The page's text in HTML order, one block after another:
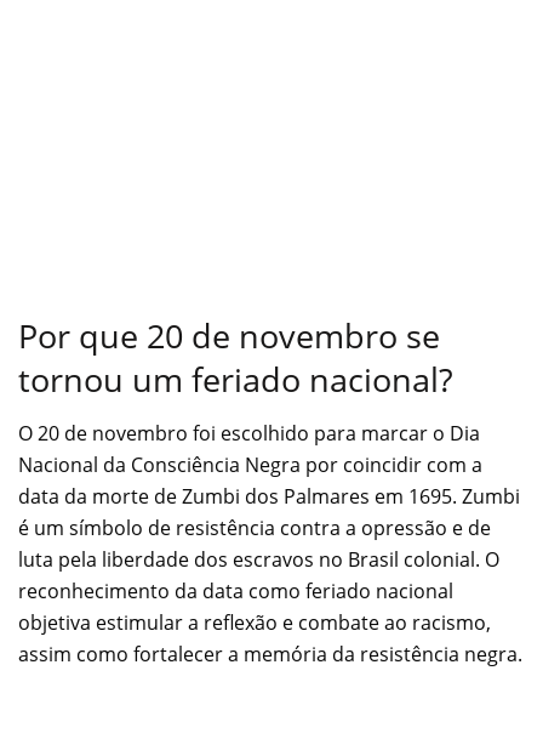
Por que 20 de novembro se
tornou um feriado nacional?
O 20 de novembro foi escolhido para marcar o Dia
Nacional da Consciência Negra por coincidir com a
data da morte de Zumbi dos Palmares em 1695. Zumbi
é um símbolo de resistência contra a opressão e de
luta pela liberdade dos escravos no Brasil colonial. O
reconhecimento da data como feriado nacional
objetiva estimular a reflexão e combate ao racismo,
assim como fortalecer a memória da resistência negra.